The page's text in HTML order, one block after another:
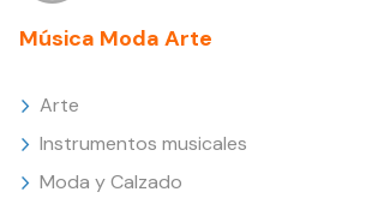
Música Moda Arte
Arte
Instrumentos musicales
Moda y Calzado